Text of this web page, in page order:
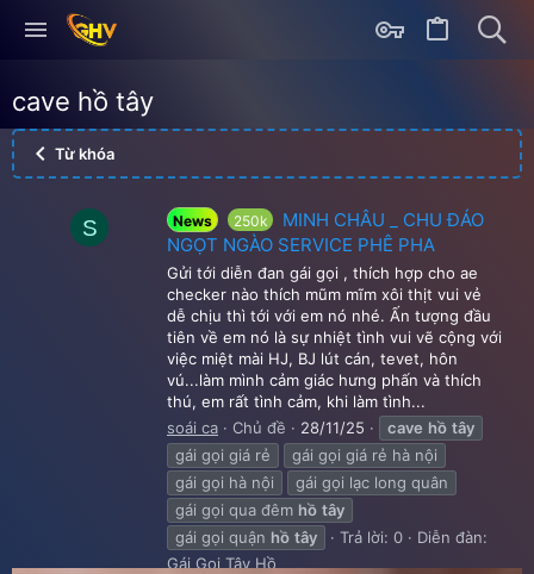
cave hồ tây
Từ khóa
S News 250k
MINH CHÂU _ CHU ĐÁO
NGỌT NGÀO SERVICE PHÊ PHA
Gửi tới diễn đan gái gọi , thích hợp cho ae
checker nào thích mũm mĩm xôi thịt vui vẻ
dễ chịu thì tới với em nó nhé. Ấn tượng đầu
tiên về em nó là sự nhiệt tình vui vẽ cộng với
việc miệt mài HJ, BJ lút cán, tevet, hôn
vú...làm mình cảm giác hưng phấn và thích
thú, em rất tình cảm, khi làm tình...
soái ca
Chủ đề 28/11/25 cave hồ tây
gái gọi giá rẻ
gái gọi giá rẻ hà nội
gái gọi hà nội
gái gọi lạc long quân
gái gọi qua đêm hồ tây
gái gọi quận hồ tây Trả lời: 0
Diễn đàn:
Gái Gọi Tây Hồ